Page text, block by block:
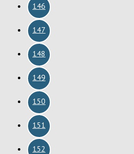
146
147
148
149
150
151
152